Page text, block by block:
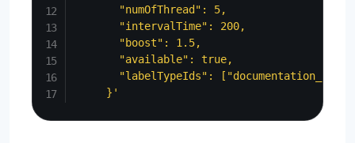
       "numOfThread": 5,
       "intervalTime": 200,
       "boost": 1.5,
       "available": true,
"labelTypeIds":
     }'